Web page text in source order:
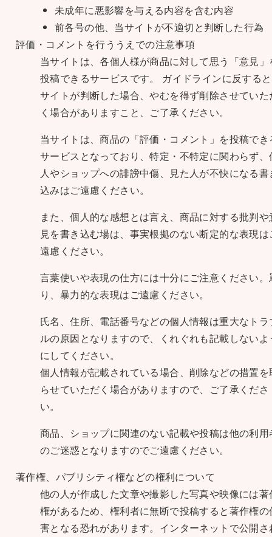
未成年に悪影響を与える内容を含む内容
前各号の他、当サイトが不適切と判断した行為
評価・コメントを行ううえでの注意事項
当サイトは、各個人様が商品に対して思う「意見」
投稿できるサービスです。 ガイドラインに反する
サイトが判断した場合、やむを得ず削除させていた
く場合がありますこと、ご了承ください。
当サイトは、商品の「評価・コメント」を投稿でき
サービスとなっており、特定・不特定に関わらず、
人やショップへの誹謗中傷、見た人が不快になる書
込みはご遠慮ください。
また、個人的な感想とは言え、商品に対する批判や
見を書き込む場は、事実根拠のない断定的な表現は
遠慮ください。
言葉使いや表現の仕方には十分にご注意ください。
り、暴力的な表現はご遠慮ください。
氏名、住所、電話番号などの個人情報は重大なトラ
ルの原因となりますので、くれぐれも記載しないよ
にしてください。
個人情報が記載されている場合、削除などの措置を
らせていただく場合がありますので、ご了承くださ
い。
商品、ショップに関連のない記載や投稿は他の利用
のご迷惑となりますのでご遠慮ください。
著作権、パブリシティ権などの権利について
他の人が作成した文章や撮影した写真や映像には著
権があるため、権利者に無断で投稿すると著作権の
害となる恐れがあります。インターネットで公開さ